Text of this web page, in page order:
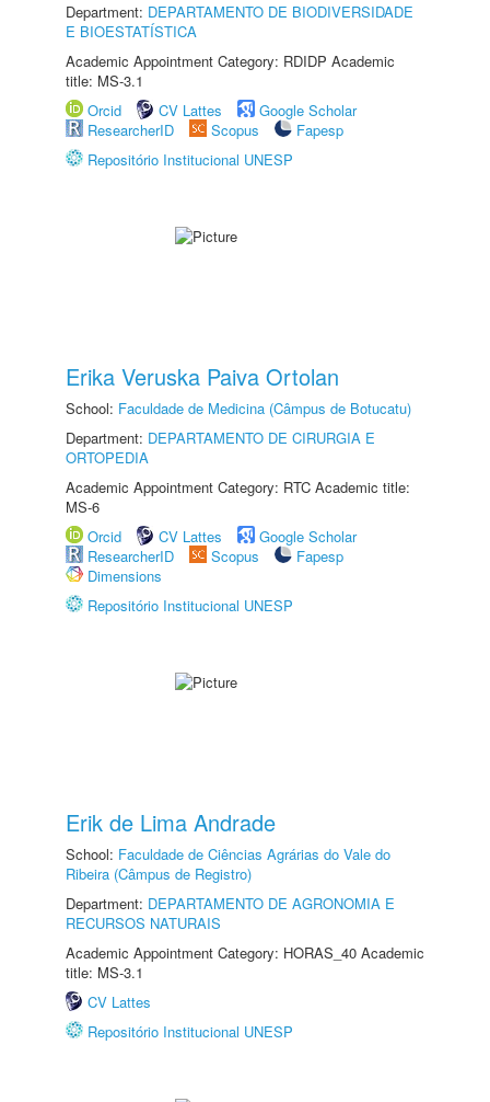
Department: DEPARTAMENTO DE BIODIVERSIDADE
E BIOESTATÍSTICA
Academic Appointment Category: RDIDP Academic
title: MS-3.1
Orcid
CV Lattes
Google Scholar
ResearcherID
Scopus
Fapesp
Repositório Institucional UNESP
Erika Veruska Paiva Ortolan
School: Faculdade de Medicina (Câmpus de Botucatu)
Department: DEPARTAMENTO DE CIRURGIA E
ORTOPEDIA
Academic Appointment Category: RTC Academic title:
MS-6
Orcid
CV Lattes
Google Scholar
ResearcherID
Scopus
Fapesp
Dimensions
Repositório Institucional UNESP
Erik de Lima Andrade
School: Faculdade de Ciências Agrárias do Vale do
Ribeira (Câmpus de Registro)
Department: DEPARTAMENTO DE AGRONOMIA E
RECURSOS NATURAIS
Academic Appointment Category: HORAS_40 Academic
title: MS-3.1
CV Lattes
Repositório Institucional UNESP